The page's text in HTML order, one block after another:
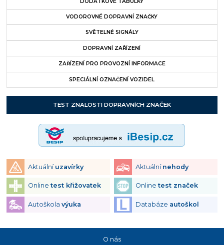
VODOROVNÉ DOPRAVNÍ ZNAČKY
SVĚTELNÉ SIGNÁLY
DOPRAVNÍ ZAŘÍZENÍ
ZAŘÍZENÍ PRO PROVOZNÍ INFORMACE
SPECIÁLNÍ OZNAČENÍ VOZIDEL
TEST ZNALOSTI DOPRAVNÍCH ZNAČEK
Aktuální uzavírky Aktuální nehody
Onlinetest křižovatek Onlinetest značek
Autoškola výuka Databáze autoškol
O nás